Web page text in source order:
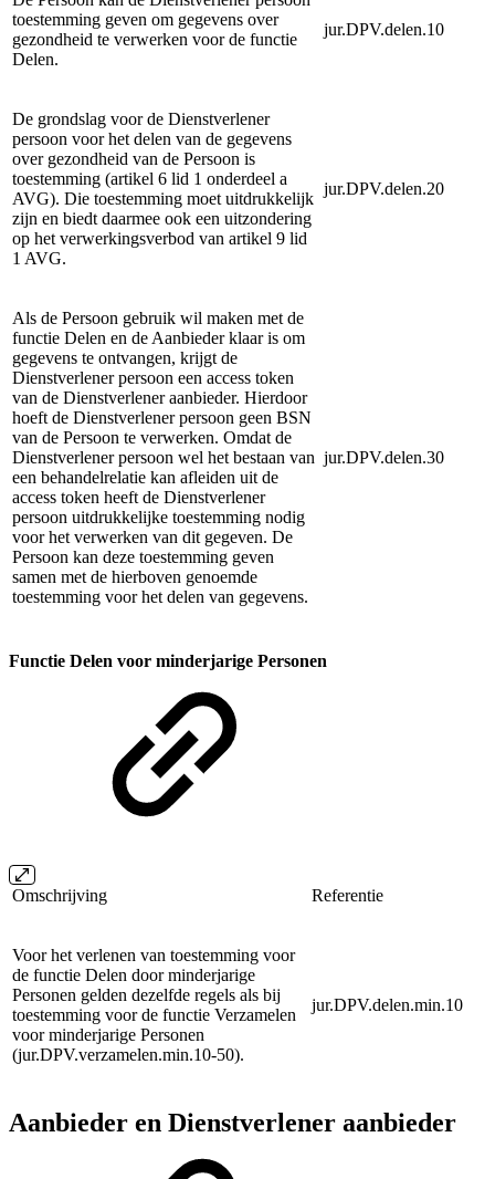
toestemming geven om gegevens over
gezondheid te verwerken voor de functie
Delen.
jur.DPV.delen.10
De grondslag voor de Dienstverlener
persoon voor het delen van de gegevens
over gezondheid van de Persoon is
toestemming (artikel 6 lid 1 onderdeel a
AVG). Die toestemming moet uitdrukkelijk
zijn en biedt daarmee ook een uitzondering
op het verwerkingsverbod van artikel 9 lid
1 AVG.
jur.DPV.delen.20
Als de Persoon gebruik wil maken met de
functie Delen en de Aanbieder klaar is om
gegevens te ontvangen, krijgt de
Dienstverlener persoon een access token
van de Dienstverlener aanbieder. Hierdoor
hoeft de Dienstverlener persoon geen BSN
van de Persoon te verwerken. Omdat de
Dienstverlener persoon wel het bestaan van
een behandelrelatie kan afleiden uit de
access token heeft de Dienstverlener
persoon uitdrukkelijke toestemming nodig
voor het verwerken van dit gegeven. De
Persoon kan deze toestemming geven
samen met de hierboven genoemde
toestemming voor het delen van gegevens.
jur.DPV.delen.30
Functie Delen voor minderjarige Personen
Omschrijving Referentie
Voor het verlenen van toestemming voor
de functie Delen door minderjarige
Personen gelden dezelfde regels als bij
toestemming voor de functie Verzamelen
voor minderjarige Personen
(jur.DPV.verzamelen.min.10-50).
jur.DPV.delen.min.10
Aanbieder en Dienstverlener aanbieder